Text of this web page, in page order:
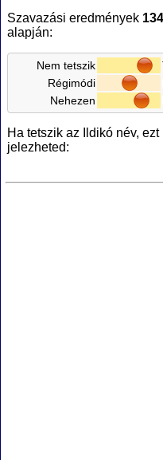
Szavazási eredmények 134
alapján:
Nem tetszik
Régimódi
Nehezen
Ha tetszik az Ildikó név,
jelezheted: